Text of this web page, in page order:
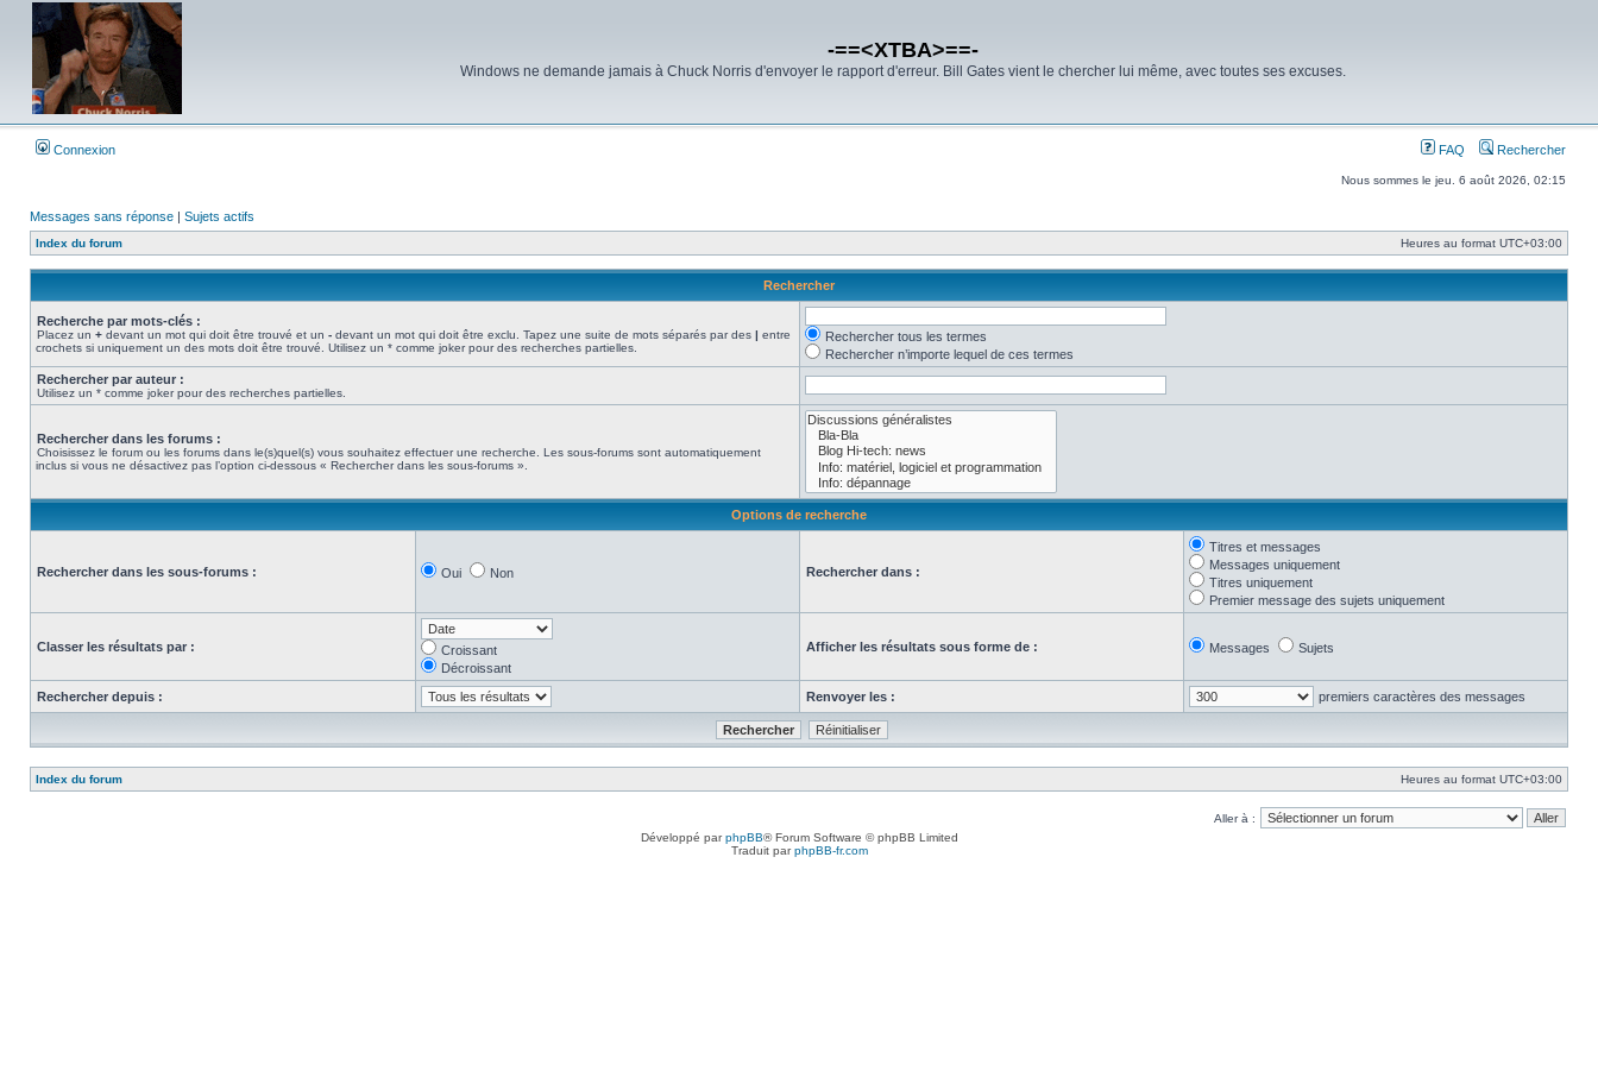
-==<XTBA>==-
Windows ne demande jamais à Chuck Norris d'envoyer le rapport d'erreur. Bill Gates vient le chercher lui même, avec toutes ses excuses.
Connexion FAQ Rechercher
Nous sommes le jeu. 6 août 2026, 02:15
Messages sans réponse | Sujets actifs
Index du forum Heures au format UTC+03:00
Rechercher
Recherche par mots-clés :
Placez un + devant un mot qui doit être trouvé et un - devant un mot qui doit être exclu. Tapez une suite de mots séparés par des | entre
crochets si uniquement un des mots doit être trouvé. Utilisez un * comme joker pour des recherches partielles.
Rechercher tous les termes
Rechercher n’importe lequel de ces termes
Rechercher par auteur :
Utilisez un * comme joker pour des recherches partielles.
Rechercher dans les forums :
Choisissez le forum ou les forums dans le(s)quel(s) vous souhaitez effectuer une recherche. Les sous-forums sont automatiquement
inclus si vous ne désactivez pas l’option ci-dessous « Rechercher dans les sous-forums ».
Options de recherche
Rechercher dans les sous-forums : Oui Non Rechercher dans :
Titres et messages
Messages uniquement
Titres uniquement
Premier message des sujets uniquement
Classer les résultats par :
Croissant
Décroissant
Afficher les résultats sous forme de : Messages Sujets
Rechercher depuis : Renvoyer les : premiers caractères des messages
Index du forum Heures au format UTC+03:00
Aller à :
Développé parphpBB® Forum Software © phpBB Limited
Traduit parphpBB-fr.com